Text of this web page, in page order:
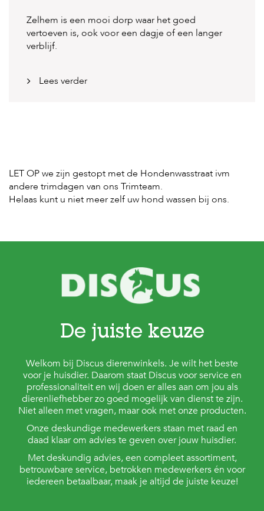
Zelhem is een mooi dorp waar het goed
vertoeven is, ook voor een dagje of een langer
verblijf.
Lees verder
LET OP we zijn gestopt met de Hondenwasstraat ivm
andere trimdagen van ons Trimteam.
Helaas kunt u niet meer zelf uw hond wassen bij ons.
De juiste keuze
Welkom bij Discus dierenwinkels. Je wilt het beste
voor je huisdier. Daarom staat Discus voor service en
professionaliteit en wij doen er alles aan om jou als
dierenliefhebber zo goed mogelijk van dienst te zijn.
Niet alleen met vragen, maar ook met onze producten.
Onze deskundige medewerkers staan met raad en
daad klaar om advies te geven over jouw huisdier.
Met deskundig advies, een compleet assortiment,
betrouwbare service, betrokken medewerkers én voor
iedereen betaalbaar, maak je altijd de juiste keuze!